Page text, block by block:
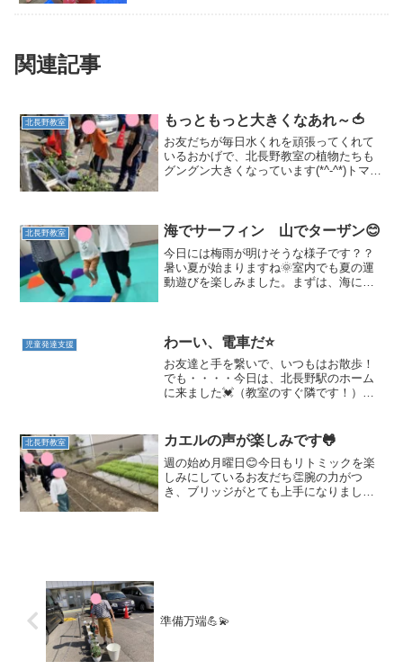
関連記事
北長野教室 もっともっと大きくなあれ～🍅
お友だちが毎日水くれを頑張ってくれて
いるおかげで、北長野教室の植物たちも
グングン大きくなっています(*^-^*)トマト
動遊びも頑張り...
北長野教室 海でサーフィン 山でターザン😊
今日には梅雨が明けそうな様子です？？
暑い夏が始まりますね🌞室内でも夏の運
動遊びを楽しみました。まずは、海に行
り移動しても、しっかりと...
児童発達支援 わーい、電車だ⭐
お友達と手を繋いで、いつもはお散歩！
でも・・・・今日は、北長野駅のホーム
に来ました💓（教室のすぐ隣です！）こ
ます！！！』いつもは、お散歩で見てい
るだけなので、もうう...
北長野教室 カエルの声が楽しみです🐸
週の始め月曜日😊今日もリトミックを楽
しみにしているお友だち👏腕の力がつ
き、ブリッジがとても上手になりました
準備万端💪💫